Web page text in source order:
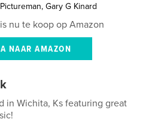
Gary G Kinard
nu te koop op Amazon
NAAR AMAZON
in Wichita, Ks featuring great